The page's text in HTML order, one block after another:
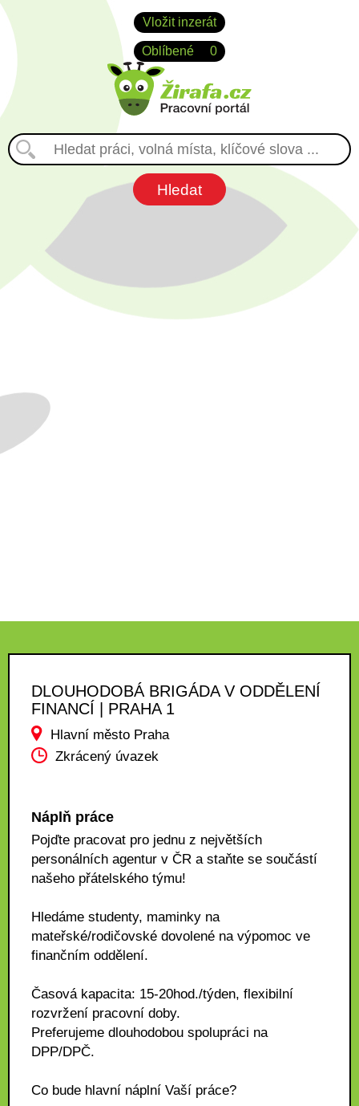
Vložit inzerát
Oblíbené 0
DLOUHODOBÁ BRIGÁDA V ODDĚLENÍ
FINANCÍ | PRAHA 1
Hlavní město Praha
Zkrácený úvazek
Náplň práce
Pojďte pracovat pro jednu z největších
personálních agentur v ČR a staňte se součástí
našeho přátelského týmu!
Hledáme studenty, maminky na
mateřské/rodičovské dovolené na výpomoc ve
finančním oddělení.
Časová kapacita: 15-20hod./týden, flexibilní
rozvržení pracovní doby.
Preferujeme dlouhodobou spolupráci na
DPP/DPČ.
Co bude hlavní náplní Vaší práce?